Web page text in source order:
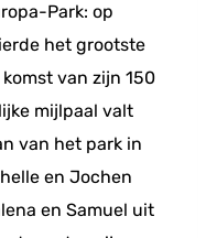
Park: op
het grootste
van zijn 150
mijlpaal valt
van het park in
en Jochen
en Samuel uit